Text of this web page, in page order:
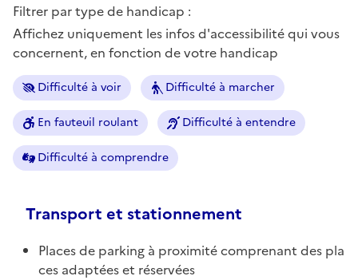
Filtrer par type de handicap :
Affichez uniquement les infos d'accessibilité qui vous
concernent, en fonction de votre handicap
Difficulté à voir Difficulté à marcher
En fauteuil roulant Difficulté à entendre
Difficulté à comprendre
Transport et stationnement
Places de parking à proximité comprenant des pla
ces adaptées et réservées